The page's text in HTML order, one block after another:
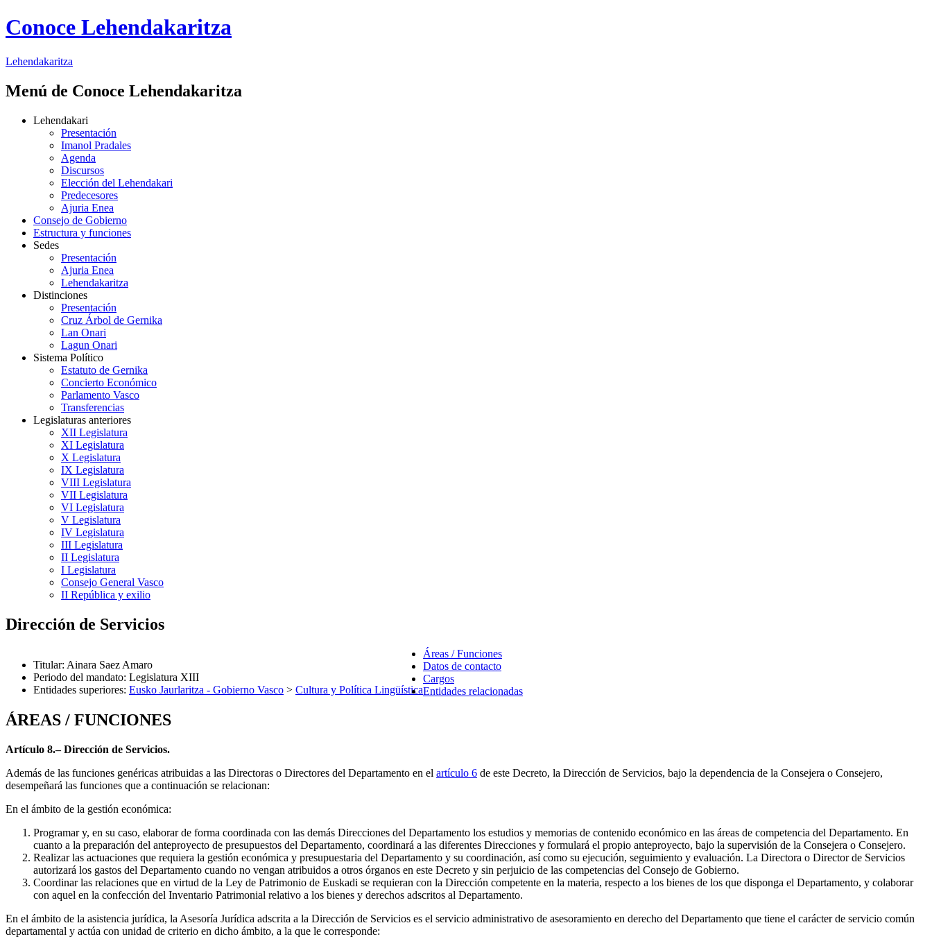
Conoce Lehendakaritza
Lehendakaritza
Menú de Conoce Lehendakaritza
Lehendakari
Presentación
Imanol Pradales
Agenda
Discursos
Elección del Lehendakari
Predecesores
Ajuria Enea
Consejo de Gobierno
Estructura y funciones
Sedes
Presentación
Ajuria Enea
Lehendakaritza
Distinciones
Presentación
Cruz Árbol de Gernika
Lan Onari
Lagun Onari
Sistema Político
Estatuto de Gernika
Concierto Económico
Parlamento Vasco
Transferencias
Legislaturas anteriores
XII Legislatura
XI Legislatura
X Legislatura
IX Legislatura
VIII Legislatura
VII Legislatura
VI Legislatura
V Legislatura
IV Legislatura
III Legislatura
II Legislatura
I Legislatura
Consejo General Vasco
II República y exilio
Dirección de Servicios
Titular: Ainara Saez Amaro
Periodo del mandato: Legislatura XIII
Entidades superiores: Eusko Jaurlaritza - Gobierno Vasco > Cultura y Política Lingüística
Áreas / Funciones
Datos de contacto
Cargos
Entidades relacionadas
ÁREAS / FUNCIONES
Artículo 8.– Dirección de Servicios.
Además de las funciones genéricas atribuidas a las Directoras o Directores del Departamento en el artículo 6 de este Decreto, la Dirección de Servicios, bajo la dependencia de la Consejera o Consejero,
desempeñará las funciones que a continuación se relacionan:
En el ámbito de la gestión económica:
Programar y, en su caso, elaborar de forma coordinada con las demás Direcciones del Departamento los estudios y memorias de contenido económico en las áreas de competencia del Departamento. En
cuanto a la preparación del anteproyecto de presupuestos del Departamento, coordinará a las diferentes Direcciones y formulará el propio anteproyecto, bajo la supervisión de la Consejera o Consejero.
Realizar las actuaciones que requiera la gestión económica y presupuestaria del Departamento y su coordinación, así como su ejecución, seguimiento y evaluación. La Directora o Director de Servicios
autorizará los gastos del Departamento cuando no vengan atribuidos a otros órganos en este Decreto y sin perjuicio de las competencias del Consejo de Gobierno.
Coordinar las relaciones que en virtud de la Ley de Patrimonio de Euskadi se requieran con la Dirección competente en la materia, respecto a los bienes de los que disponga el Departamento, y colaborar
con aquel en la confección del Inventario Patrimonial relativo a los bienes y derechos adscritos al Departamento.
En el ámbito de la asistencia jurídica, la Asesoría Jurídica adscrita a la Dirección de Servicios es el servicio administrativo de asesoramiento en derecho del Departamento que tiene el carácter de servicio común
departamental y actúa con unidad de criterio en dicho ámbito, a la que le corresponde: